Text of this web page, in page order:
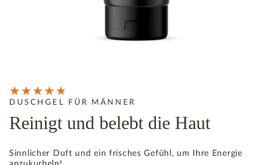
DUSCHGEL FÜR MÄNNER
Reinigt und belebt die Haut
Sinnlicher Duft und ein frisches Gefühl, um Ihre Energie